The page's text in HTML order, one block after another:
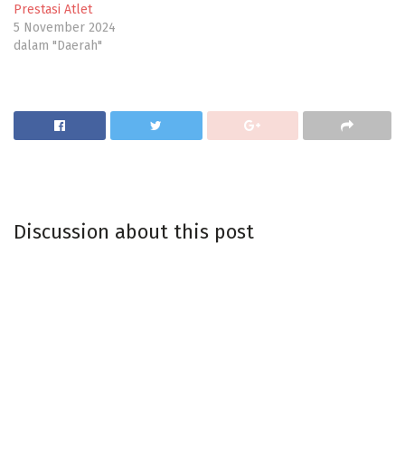
Prestasi Atlet
5 November 2024
dalam "Daerah"
Discussion about this post